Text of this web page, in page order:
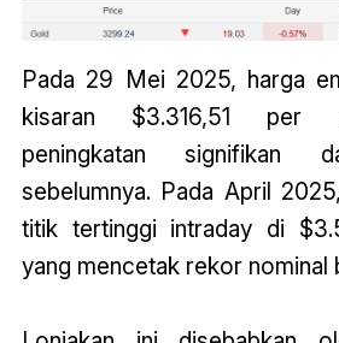
Pada 29 Mei 2025, harga
kisaran $3.316,51 per
peningkatan signifikan
sebelumnya. Pada April
titik tertinggi intraday di
yang mencetak rekor nominal